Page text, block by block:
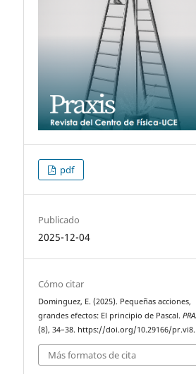
pdf
Publicado
2025-12-04
Cómo citar
Dominguez, E. (2025). Pequeñas acciones,
grandes efectos: El principio de Pascal.
(8), 34–38. https://doi.org/10.29166/
Más formatos de cita